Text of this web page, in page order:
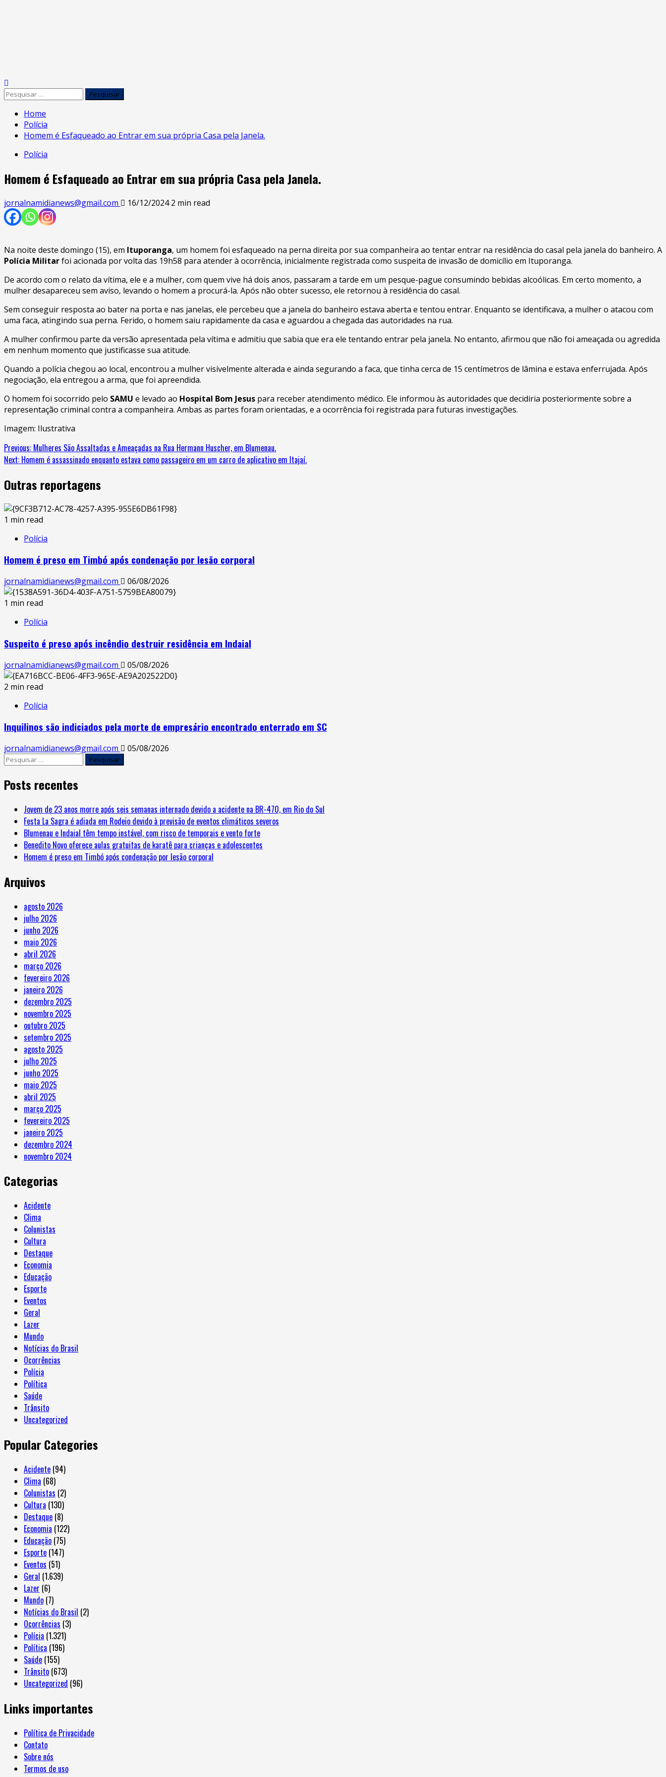
Primary
Menu
Pesquisar
Home
Polícia
Homem é Esfaqueado ao Entrar em sua própria Casa pela Janela.
Polícia
Homem é Esfaqueado ao Entrar em sua própria Casa pela Janela.
jornalnamidianews@gmail.com 16/12/20242 min read
Na noite deste domingo (15), em Ituporanga, um homem foi esfaqueado na perna direita por sua companheira ao tentar entrar na residência do casal pela janela do banheiro. A
Polícia Militarfoi acionada por volta das 19h58 para atender à ocorrência, inicialmente registrada como suspeita de invasão de domicílio em Ituporanga.
De acordo com o relato da vítima, ele e a mulher, com quem vive há dois anos, passaram a tarde em um pesque-pague consumindo bebidas alcoólicas. Em certo momento, a
mulher desapareceu sem aviso, levando o homem a procurá-la. Após não obter sucesso, ele retornou à residência do casal.
Sem conseguir resposta ao bater na porta e nas janelas, ele percebeu que a janela do banheiro estava aberta e tentou entrar. Enquanto se identificava, a mulher o atacou com
uma faca, atingindo sua perna. Ferido, o homem saiu rapidamente da casa e aguardou a chegada das autoridades na rua.
A mulher confirmou parte da versão apresentada pela vítima e admitiu que sabia que era ele tentando entrar pela janela. No entanto, afirmou que não foi ameaçada ou agredida
em nenhum momento que justificasse sua atitude.
Quando a polícia chegou ao local, encontrou a mulher visivelmente alterada e ainda segurando a faca, que tinha cerca de 15 centímetros de lâmina e estava enferrujada. Após
negociação, ela entregou a arma, que foi apreendida.
O homem foi socorrido pelo SAMU e levado ao Hospital Bom Jesus para receber atendimento médico. Ele informou às autoridades que decidiria posteriormente sobre a
representação criminal contra a companheira. Ambas as partes foram orientadas, e a ocorrência foi registrada para futuras investigações.
Imagem: Ilustrativa
Continue
Reading
Previous: Mulheres São Assaltadas e Ameaçadas na Rua Hermann Huscher, em Blumenau.
Next: Homem é assassinado enquanto estava como passageiro em um carro de aplicativo em Itajaí.
Outras reportagens
1 min read
Polícia
Homem é preso em Timbó após condenação por lesão corporal
jornalnamidianews@gmail.com
06/08/2026
1 min read
Polícia
Suspeito é preso após incêndio destruir residência em Indaial
jornalnamidianews@gmail.com
05/08/2026
2 min read
Polícia
Inquilinos são indiciados pela morte de empresário encontrado enterrado em SC
jornalnamidianews@gmail.com
05/08/2026
Pesquisar
Posts recentes
Jovem de 23 anos morre após seis semanas internado devido a acidente na BR-470, em Rio do Sul
Festa La Sagra é adiada em Rodeio devido à previsão de eventos climáticos severos
Blumenau e Indaial têm tempo instável, com risco de temporais e vento forte
Benedito Novo oferece aulas gratuitas de karatê para crianças e adolescentes
Homem é preso em Timbó após condenação por lesão corporal
Arquivos
agosto 2026
julho 2026
junho 2026
maio 2026
abril 2026
março 2026
fevereiro 2026
janeiro 2026
dezembro 2025
novembro 2025
outubro 2025
setembro 2025
agosto 2025
julho 2025
junho 2025
maio 2025
abril 2025
março 2025
fevereiro 2025
janeiro 2025
dezembro 2024
novembro 2024
Categorias
Acidente
Clima
Colunistas
Cultura
Destaque
Economia
Educação
Esporte
Eventos
Geral
Lazer
Mundo
Notícias do Brasil
Ocorrências
Polícia
Política
Saúde
Trânsito
Uncategorized
Popular Categories
Acidente (94)
Clima (68)
Colunistas (2)
Cultura (130)
Destaque (8)
Economia (122)
Educação (75)
Esporte (147)
Eventos (51)
Geral (1.639)
Lazer (6)
Mundo (7)
Notícias do Brasil (2)
Ocorrências (3)
Polícia (1.321)
Política (196)
Saúde (155)
Trânsito (673)
Uncategorized (96)
Links importantes
Política de Privacidade
Contato
Sobre nós
Termos de uso